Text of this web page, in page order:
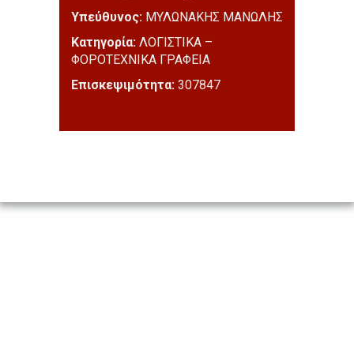
Υπεύθυνος: ΜΥΛΩΝΑΚΗΣ ΜΑΝΩΛΗΣ
Κατηγορία: ΛΟΓΙΣΤΙΚΑ –
ΦΟΡΟΤΕΧΝΙΚΑ ΓΡΑΦΕΙΑ
Επισκεψιμότητα: 307847